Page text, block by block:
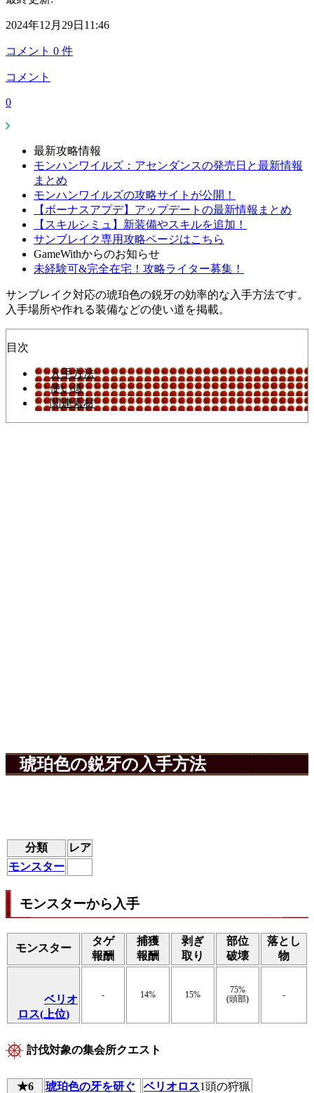
2024年12月29日11:46
コメント 0 件
コメント
0
最新攻略情報
モンハンワイルズ：アセンダンスの発売日と最新情報
まとめ
モンハンワイルズの攻略サイトが公開！
【ボーナスアプデ】アップデートの最新情報まとめ
【スキルシミュ】新装備やスキルを追加！
サンブレイク専用攻略ページはこちら
GameWithからのお知らせ
未経験可&完全在宅！攻略ライター募集！
サンブレイク対応の琥珀色の鋭牙の効率的な入手方法です。
入手場所や作れる装備などの使い道を掲載。
目次
入手方法
使い道
関連素材
琥珀色の鋭牙の入手方法
分類
レア
モンスター
モンスターから入手
モンスター
タゲ
報酬
捕獲
報酬
剥ぎ
取り
部位
破壊
落とし
物
ベリオ
ロス(上位)
- 14% 15%
75%
(頭部)
-
討伐対象の集会所クエスト
★6 琥珀色の牙を研ぐ ベリオロス1頭の狩猟